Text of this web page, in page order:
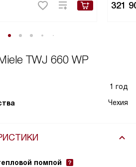
321
TWJ 660 WP
1 год
Чехия
помпой